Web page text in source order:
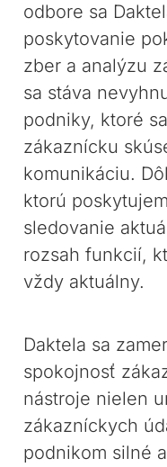
odbore sa
poskytovanie
zber a analýzu
sa stáva
podniky, ktoré
zákaznícku
komunikáciu.
ktorú
sledovanie
rozsah funkcií,
vždy aktuálny.
Daktela sa
spokojnosť
nástroje nielen
zákazníckych
podnikom silné